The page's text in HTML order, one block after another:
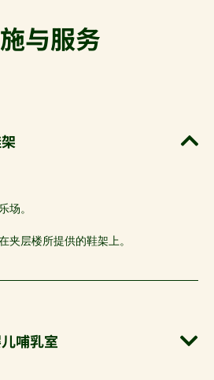
与服务
场。
夹层楼所提供的鞋架上。
哺乳室